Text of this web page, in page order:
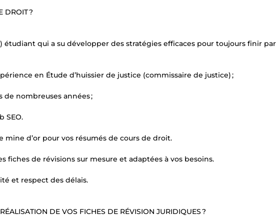
DROIT ?
étudiant qui a su développer des stratégies efficaces pour toujours finir
en Étude d’huissier de justice (commissaire de justice) ;
nombreuses années ;
SEO.
d’or pour vos résumés de cours de droit.
fiches de révisions sur mesure et adaptées à vos besoins.
et respect des délais.
DE VOS FICHES DE RÉVISION JURIDIQUES ?